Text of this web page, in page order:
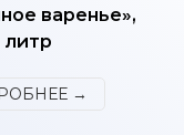
варенье»,
литр
→